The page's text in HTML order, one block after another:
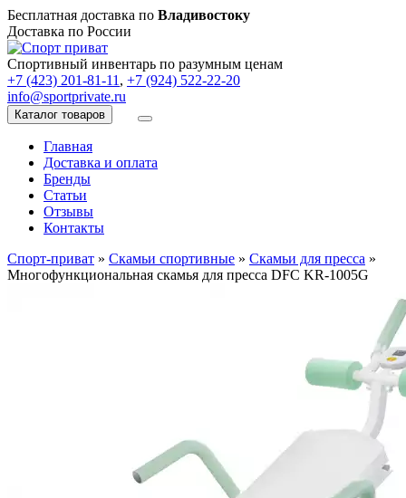
Бесплатная доставка по Владивостоку
Доставка по России
Спортивный инвентарь по разумным ценам
+7 (423) 201-81-11 , +7 (924) 522-22-20
info@sportprivate.ru
Каталог товаров
Главная
Доставка и оплата
Бренды
Статьи
Отзывы
Контакты
Спорт-приват » Скамьи спортивные » Скамьи для пресса »
Многофункциональная скамья для пресса DFC KR-1005G